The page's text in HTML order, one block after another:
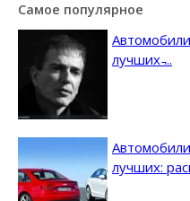
Самое популярное
Автомобили
лучших ̵...
лучших: